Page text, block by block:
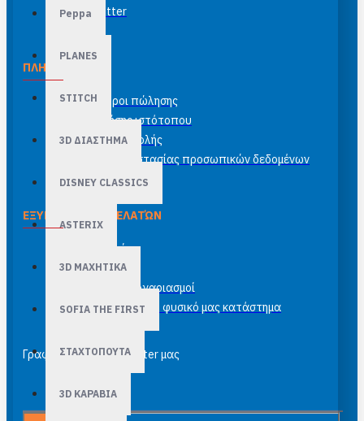
Peppa
PLANES
STITCH
3D ΔΙΑΣΤΗΜΑ
DISNEY CLASSICS
ASTERIX
3D ΜΑΧΗΤΙΚΑ
SOFIA THE FIRST
ΣΤΑΧΤΟΠΟΥΤΑ
3D ΚΑΡΑΒΙΑ
Newsletter
ΠΛΗΡΟΦΟΡΊΕΣ
Γενικοί όροι πώλησης
Όροι χρήσης ιστότοπου
Έξοδα αποστολής
Πολιτική προστασίας προσωπικών δεδομένων
ΕΞΥΠΗΡΈΤΗΣΗ ΠΕΛΑΤΏΝ
Επικοινωνία
Site Map
Τραπεζικοί λογαριασμοί
Κορνιζάρισμα στο φυσικό μας κατάστημα
Γραφτείτε στο newsletter μας